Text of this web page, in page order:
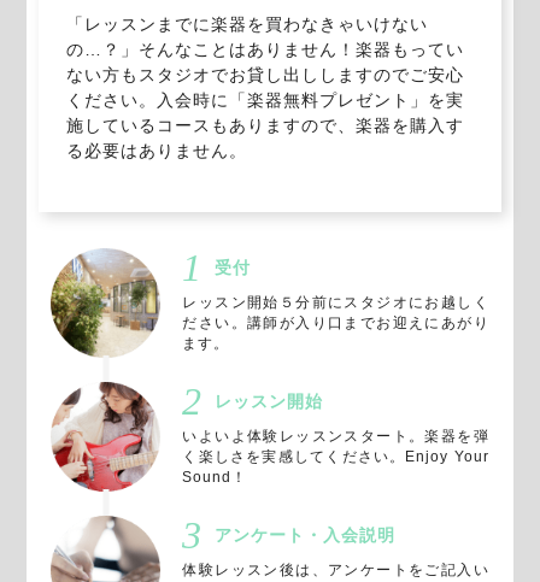
「レッスンまでに楽器を買わなきゃいけない
の…？」そんなことはありません！楽器もってい
ない方もスタジオでお貸し出ししますのでご安心
ください。入会時に「楽器無料プレゼント」を実
施しているコースもありますので、楽器を購入す
る必要はありません。
受付
レッスン開始５分前にスタジオにお越しく
ださい。講師が入り口までお迎えにあがり
ます。
レッスン開始
いよいよ体験レッスンスタート。楽器を弾
く楽しさを実感してください。Enjoy Your
Sound！
アンケート・入会説明
体験レッスン後は、アンケートをご記入い